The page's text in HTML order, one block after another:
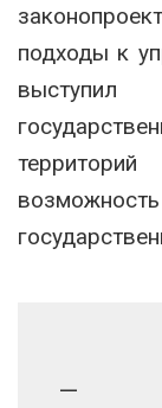
подходы к
—